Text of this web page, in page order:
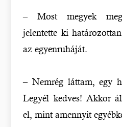
– Most megyek
jelentette ki
az egyenruháját.
– Nemrég láttam, egy
Legyél kedves! Akkor
el, mint amennyit